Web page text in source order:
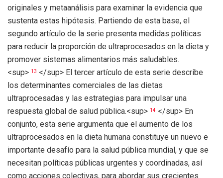
originales y metaanálisis para examinar la evidencia que
sustenta estas hipótesis. Partiendo de esta base, el
segundo artículo de la serie presenta medidas políticas
para reducir la proporción de ultraprocesados ​​en la dieta y
promover sistemas alimentarios más saludables.
<sup> 13 </sup> El tercer artículo de esta serie describe
los determinantes comerciales de las dietas
ultraprocesadas y las estrategias para impulsar una
respuesta global de salud pública.<sup> 14 </sup> En
conjunto, esta serie argumenta que el aumento de los
ultraprocesados ​​en la dieta humana constituye un nuevo e
importante desafío para la salud pública mundial, y que se
necesitan políticas públicas urgentes y coordinadas, así
como acciones colectivas, para abordar sus crecientes